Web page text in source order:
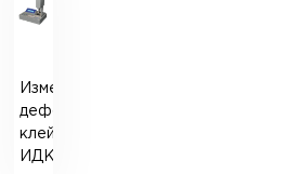
Измеритель
деформации
клейковины
ИДК-7